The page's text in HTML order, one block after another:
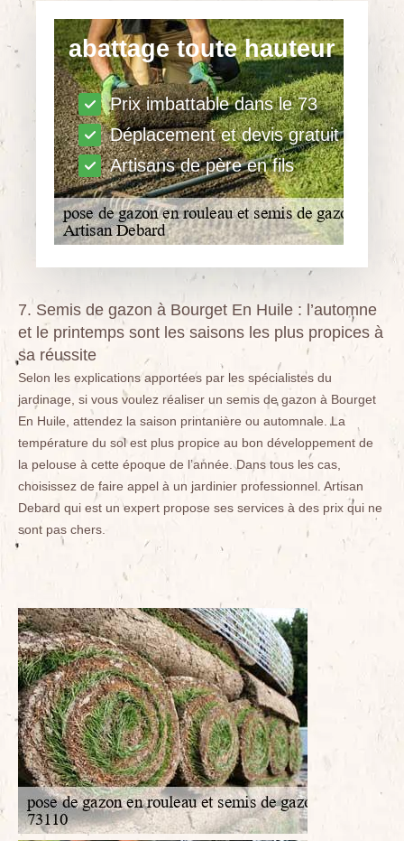
abattage toute hauteur
Prix imbattable dans le 73
Déplacement et devis gratuit
Artisans de père en fils
7. Semis de gazon à Bourget En Huile : l’automne
et le printemps sont les saisons les plus propices à
sa réussite
Selon les explications apportées par les spécialistes du
jardinage, si vous voulez réaliser un semis de gazon à Bourget
En Huile, attendez la saison printanière ou automnale. La
température du sol est plus propice au bon développement de
la pelouse à cette époque de l’année. Dans tous les cas,
choisissez de faire appel à un jardinier professionnel. Artisan
Debard qui est un expert propose ses services à des prix qui ne
sont pas chers.